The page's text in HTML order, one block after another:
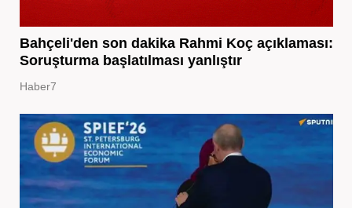
Bahçeli'den son dakika Rahmi Koç açıklaması:
Soruşturma başlatılması yanlıştır
Haber7